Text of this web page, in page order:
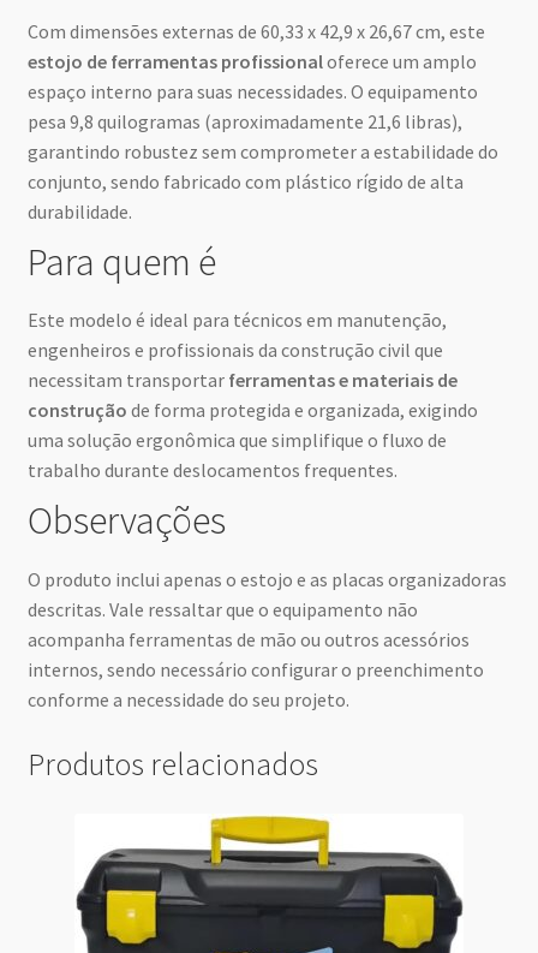
Com dimensões externas de 60,33 x 42,9 x 26,67 cm, este
estojo de ferramentas profissionaloferece um amplo
espaço interno para suas necessidades. O equipamento
pesa 9,8 quilogramas (aproximadamente 21,6 libras),
garantindo robustez sem comprometer a estabilidade do
conjunto, sendo fabricado com plástico rígido de alta
durabilidade.
Para quem é
Este modelo é ideal para técnicos em manutenção,
engenheiros e profissionais da construção civil que
necessitam transportar ferramentas e materiais de
construção de forma protegida e organizada, exigindo
uma solução ergonômica que simplifique o fluxo de
trabalho durante deslocamentos frequentes.
Observações
O produto inclui apenas o estojo e as placas organizadoras
descritas. Vale ressaltar que o equipamento não
acompanha ferramentas de mão ou outros acessórios
internos, sendo necessário configurar o preenchimento
conforme a necessidade do seu projeto.
Produtos relacionados